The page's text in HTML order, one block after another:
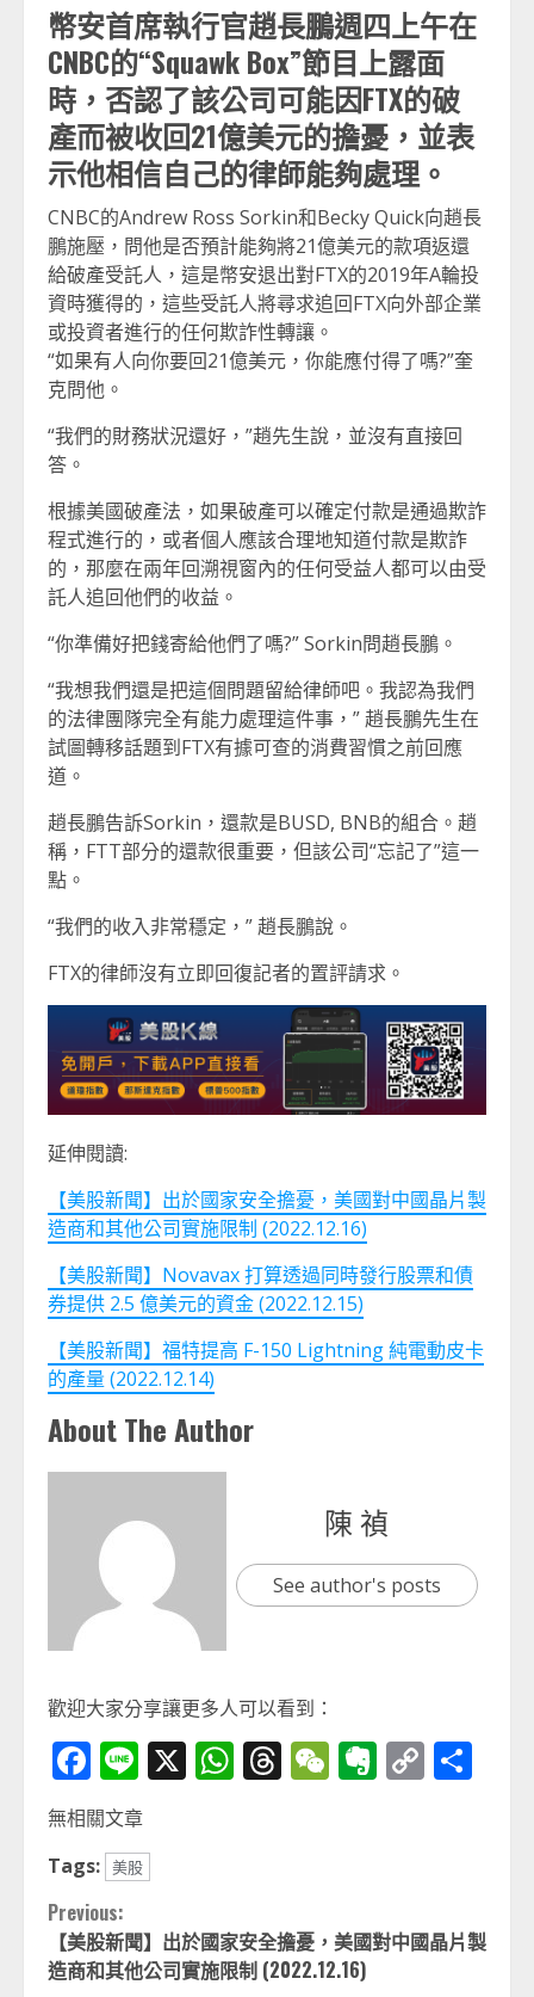
幣安首席執行官趙長鵬週四上午在
CNBC的“Squawk Box”節目上露面
時，否認了該公司可能因FTX的破
產而被收回21億美元的擔憂，並表
示他相信自己的律師能夠處理。
CNBC的Andrew Ross Sorkin和Becky Quick向趙長
鵬施壓，問他是否預計能夠將21億美元的款項返還
給破產受託人，這是幣安退出對FTX的2019年A輪投
資時獲得的，這些受託人將尋求追回FTX向外部企業
或投資者進行的任何欺詐性轉讓。
“如果有人向你要回21億美元，你能應付得了嗎?”奎
克問他。
“我們的財務狀況還好，”趙先生說，並沒有直接回
答。
根據美國破產法，如果破產可以確定付款是通過欺詐
程式進行的，或者個人應該合理地知道付款是欺詐
的，那麼在兩年回溯視窗內的任何受益人都可以由受
託人追回他們的收益。
“你準備好把錢寄給他們了嗎?” Sorkin問趙長鵬。
“我想我們還是把這個問題留給律師吧。我認為我們
的法律團隊完全有能力處理這件事，” 趙長鵬先生在
試圖轉移話題到FTX有據可查的消費習慣之前回應
道。
趙長鵬告訴Sorkin，還款是BUSD, BNB的組合。趙
稱，FTT部分的還款很重要，但該公司“忘記了”這一
點。
“我們的收入非常穩定，” 趙長鵬說。
FTX的律師沒有立即回復記者的置評請求。
延伸閱讀:
【美股新聞】出於國家安全擔憂，美國對中國晶片製
造商和其他公司實施限制 (2022.12.16)
【美股新聞】Novavax 打算透過同時發行股票和債
券提供 2.5 億美元的資金 (2022.12.15)
【美股新聞】福特提高 F-150 Lightning 純電動皮卡
的產量 (2022.12.14)
About The Author
陳 禎
See author's posts
歡迎大家分享讓更多人可以看到：
Facebook
Line
X WhatsApp
Threads
WeChat
Evernote
Copy
Link
無相關文章
Tags: 美股
Continue
Reading
Previous:
【美股新聞】出於國家安全擔憂，美國對中國晶片製
造商和其他公司實施限制 (2022.12.16)